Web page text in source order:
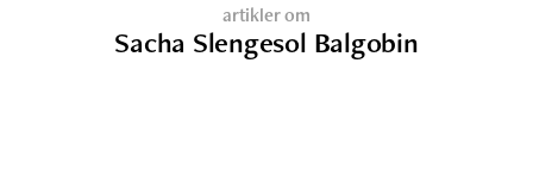
artikler om
Sacha Slengesol Balgobin